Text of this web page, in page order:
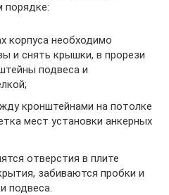
порядке:
корпуса необходимо
и снять крышки, в прорези
подвеса и
кронштейнами на потолке
мест установки анкерных
отверстия в плите
забиваются пробки и
подвеса.